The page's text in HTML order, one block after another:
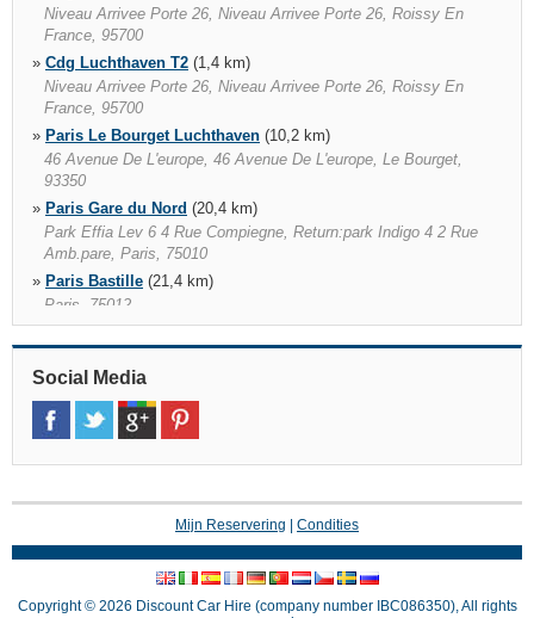
Niveau Arrivee Porte 26, Niveau Arrivee Porte 26, Roissy En
France, 95700
» Cdg Luchthaven T2 (1,4 km)
Niveau Arrivee Porte 26, Niveau Arrivee Porte 26, Roissy En
France, 95700
» Paris Le Bourget Luchthaven (10,2 km)
46 Avenue De L'europe, 46 Avenue De L'europe, Le Bourget,
93350
» Paris Gare du Nord (20,4 km)
Park Effia Lev 6 4 Rue Compiegne, Return:park Indigo 4 2 Rue
Amb.pare, Paris, 75010
» Paris Bastille (21,4 km)
Paris, 75012
»Paris Invalides Station
42 Avenue De Saxe, Paris, 75007
»Paris Porte Maillot(24,3 km)
Parking Effia Pasteur Pl 5 Martyrs, Cars Ret 15 Rue Du Cdt
Mouchotte 4, Paris, 75015
»Orly Luchthaven(34,3 km)
N° A408, Orly, 94546
Social Media
Mijn Reservering Condities
Copyright © 2026 Discount Car Hire (company number IBC086350), All rights